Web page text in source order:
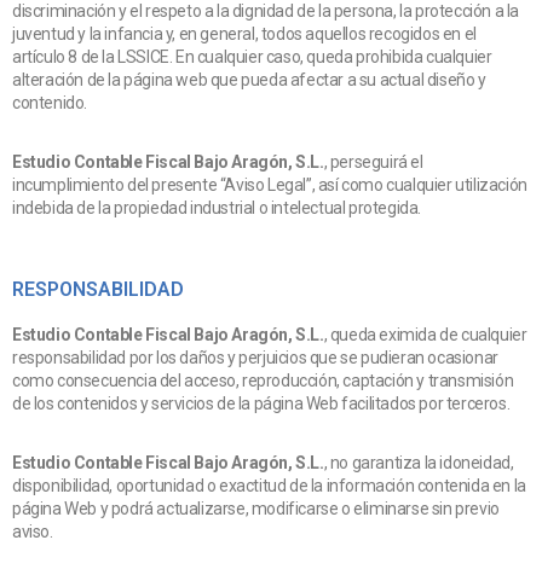
discriminación y el respeto a la dignidad de la persona, la protección a la
juventud y la infancia y, en general, todos aquellos recogidos en el
artículo 8 de la LSSICE. En cualquier caso, queda prohibida cualquier
alteración de la página web que pueda afectar a su actual diseño y
contenido.
Estudio Contable Fiscal Bajo Aragón, S.L., perseguirá el
incumplimiento del presente “Aviso Legal”, así como cualquier utilización
indebida de la propiedad industrial o intelectual protegida.
RESPONSABILIDAD
Estudio Contable Fiscal Bajo Aragón, S.L., queda eximida de cualquier
responsabilidad por los daños y perjuicios que se pudieran ocasionar
como consecuencia del acceso, reproducción, captación y transmisión
de los contenidos y servicios de la página Web facilitados por terceros.
Estudio Contable Fiscal Bajo Aragón, S.L., no garantiza la idoneidad,
disponibilidad, oportunidad o exactitud de la información contenida en la
página Web y podrá actualizarse, modificarse o eliminarse sin previo
aviso.